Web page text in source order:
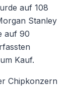
auf 108
Stanley
auf 90
Kauf.
Chipkonzern